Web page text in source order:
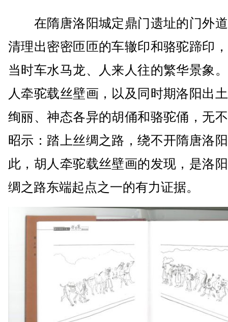
在隋唐洛阳城定鼎门遗址的门外
清理出密密匝匝的车辙印和骆驼蹄印
当时车水马龙、人来人往的繁华景象
人牵驼载丝壁画，以及同时期洛阳出
绚丽、神态各异的胡俑和骆驼俑，无
昭示：踏上丝绸之路，绕不开隋唐洛
此，胡人牵驼载丝壁画的发现，是洛
绸之路东端起点之一的有力证据。